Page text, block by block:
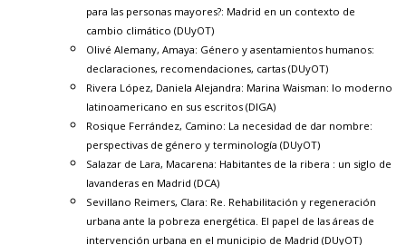
para las personas mayores?: Madrid en un contexto de
cambio climático (DUyOT)
Olivé Alemany, Amaya: Género y asentamientos humanos:
declaraciones, recomendaciones, cartas (DUyOT)
Rivera López, Daniela Alejandra: Marina Waisman: lo moderno
latinoamericano en sus escritos (DIGA)
Rosique Ferrández, Camino: La necesidad de dar nombre:
perspectivas de género y terminología (DUyOT)
Salazar de Lara, Macarena: Habitantes de la ribera : un siglo de
lavanderas en Madrid (DCA)
Sevillano Reimers, Clara: Re. Rehabilitación y regeneración
urbana ante la pobreza energética. El papel de las áreas de
intervención urbana en el municipio de Madrid (DUyOT)